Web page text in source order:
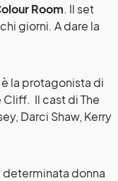
Room. Il set
giorni. A dare la
è la protagonista di
Cliff. Il cast di The
Darci Shaw, Kerry
donna